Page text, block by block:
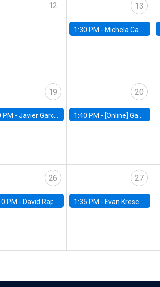
12 13
1:30 PM - Michela Carlana, Harvard Kennedy School
19
PM - Javier Garcia Cicco, Universidad de San Andres
20
1:40 PM - [Online] Gabriel Englander, World Bank
26
PM - David Rappoport, FED Board
27
1:35 PM - Evan Kresch, Oberlin College